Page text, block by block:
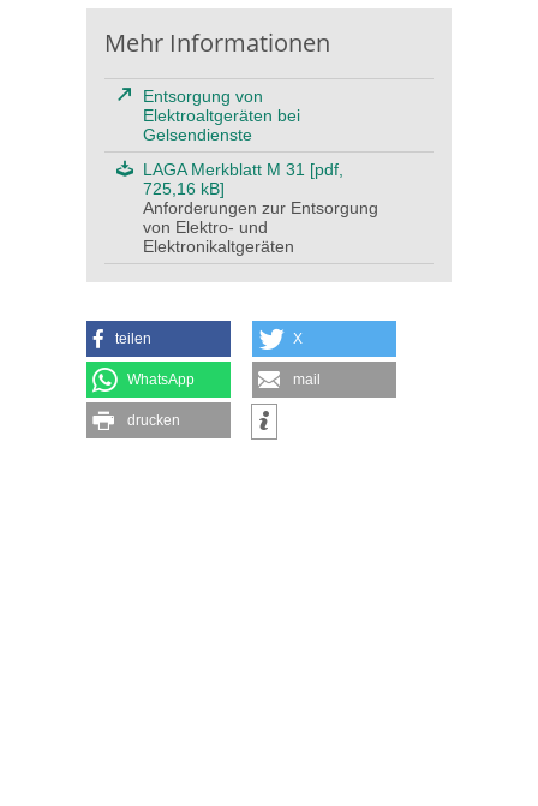
Mehr Informationen
Entsorgung von
Elektroaltgeräten bei
Gelsendienste
LAGA Merkblatt M 31 [pdf,
725,16 kB]
Anforderungen zur Entsorgung
von Elektro- und
Elektronikaltgeräten
teilen X
WhatsApp mail
drucken